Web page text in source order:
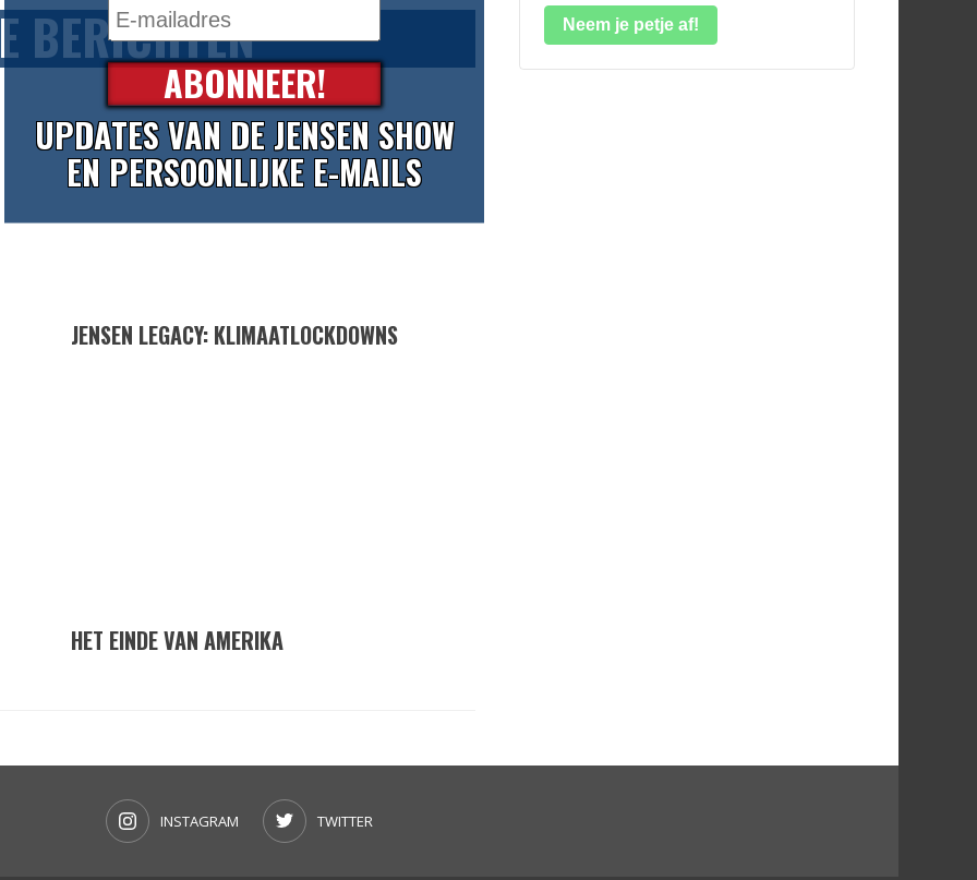
BERICHTEN
JENSEN LEGACY: KLIMAATLOCKDOWNS
HET EINDE VAN AMERIKA
Neem je petje af!
INSTAGRAM TWITTER
ABONNEER!
UPDATES VAN DE JENSEN SHOW
EN PERSOONLIJKE E-MAILS